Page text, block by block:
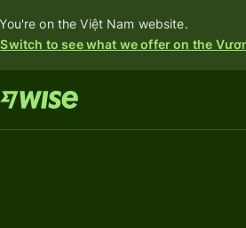
You're on the Việt Nam website.
Switch to see what we offer on the